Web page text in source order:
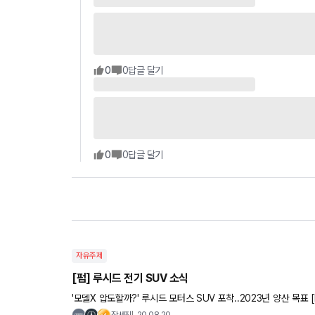
0 0답글 달기
0 0답글 달기
자유주제
[펌] 루시드 전기 SUV 소식
'모델X 압도할까?' 루시드 모터스 SUV 포착..2023년 양산 목표 [M오토데일리 박상우 기자] 미국 전기차 스타트업